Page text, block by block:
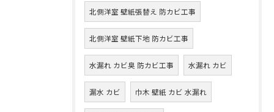
北側洋室 壁紙張替え 防カビ工事
北側洋室 壁紙下地 防カビ工事
水漏れ カビ臭 防カビ工事 水漏れ カビ
漏水 カビ 巾木 壁紙 カビ 水漏れ